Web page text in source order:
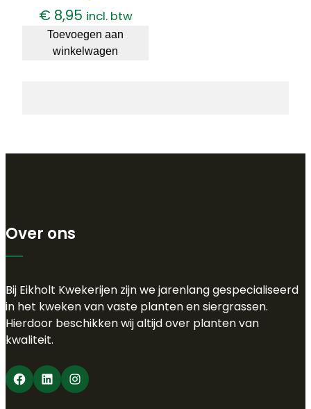
€8,95 incl. btw
Toevoegen aan
winkelwagen
Over ons
Bij Eikholt Kwekerijen zijn we jarenlang gespecialiseerd
in het kweken van vaste planten en siergrassen.
Hierdoor beschikken wij altijd over planten van
kwaliteit.
Facebook LinkedIn Instagram